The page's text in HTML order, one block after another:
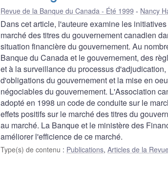
Revue de la Banque du Canada - Été 1999 Nancy
Dans cet article, l'auteure examine les
marché des titres du gouvernement canadien
situation financière du gouvernement. Au
Banque du Canada et le gouvernement, des
et à la surveillance du processus
d'obligations du gouvernement et la mise en
négociables du gouvernement. L'Association
adopté en 1998 un code de conduite sur le
effets positifs sur le marché des titres du
au marché. La Banque et le ministère des
améliorer l'efficience de ce marché.
Type(s) de contenu : Publications, Articles de la